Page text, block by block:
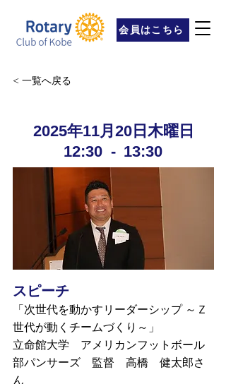
会員はこちら
< 一覧へ戻る
2025年11月20日木曜日
12:30 - 13:30
スピーチ
「次世代を動かすリーダーシップ ～Ｚ
世代が動くチームづくり～」
立命館大学 アメリカンフットボール
部パンサーズ 監督 高橋 健太郎さ
ん